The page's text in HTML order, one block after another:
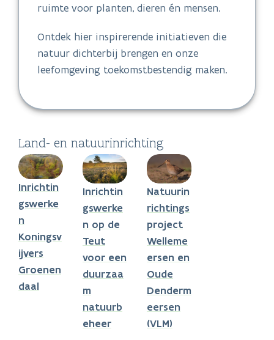
ruimte voor planten, dieren én mensen.
Ontdek hier inspirerende initiatieven die
natuur dichterbij brengen en onze
leefomgeving toekomstbestendig maken.
Land- en natuurinrichting
Inrichtin
gswerke
n
Koningsv
ijvers
Groenen
daal
Inrichtin
gswerke
n op de
Teut
voor een
duurzaa
m
natuurb
eheer
Natuurin
richtings
project
Welleme
ersen en
Oude
Denderm
eersen
(VLM)